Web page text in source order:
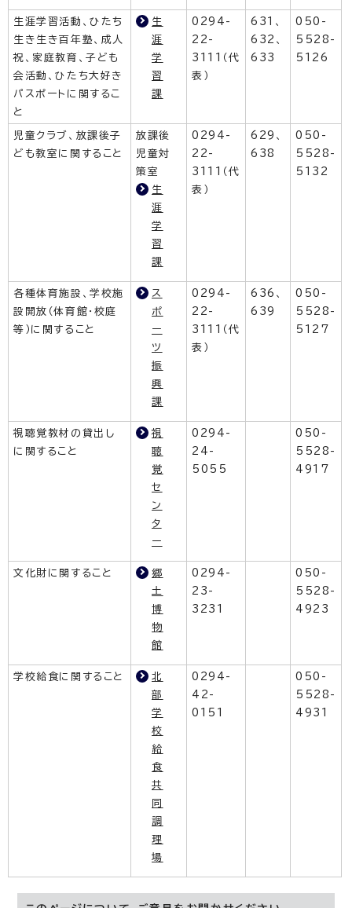
生涯学習活動、ひたち
生き生き百年塾、成人
祝、家庭教育、子ども
会活動、ひたち大好き
パスポートに関するこ
と
生
涯
学
習
課
0294-
22-
3111（代
表）
631、
632、
633
050-
5528-
5126
児童クラブ、放課後子
ども教室に関すること
放課後
児童対
策室
生
涯
学
習
課
0294-
22-
3111（代
表）
629、
638
050-
5528-
5132
各種体育施設、学校施
設開放（体育館・校庭
等）に関すること
ス
ポ
ー
ツ
振
興
課
0294-
22-
3111（代
表）
636、
639
050-
5528-
5127
視聴覚教材の貸出し
に関すること
視
聴
覚
セ
ン
タ
ー
0294-
24-
5055
050-
5528-
4917
文化財に関すること
郷
土
博
物
館
0294-
23-
3231
050-
5528-
4923
学校給食に関すること
北
部
学
校
給
食
共
同
調
理
場
0294-
42-
0151
050-
5528-
4931